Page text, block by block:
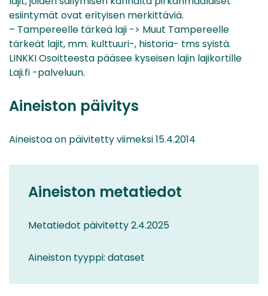
esiintymät ovat erityisen merkittäviä.
– Tampereelle tärkeä laji -> Muut Tampereelle
tärkeät lajit, mm. kulttuuri-, historia- tms syistä.
LINKKI Osoitteesta pääsee kyseisen lajin lajikortille
Laji.fi -palveluun.
Aineiston päivitys
Aineistoa on päivitetty viimeksi 15.4.2014
Aineiston metatiedot
Metatiedot päivitetty 2.4.2025
Aineiston tyyppi: dataset